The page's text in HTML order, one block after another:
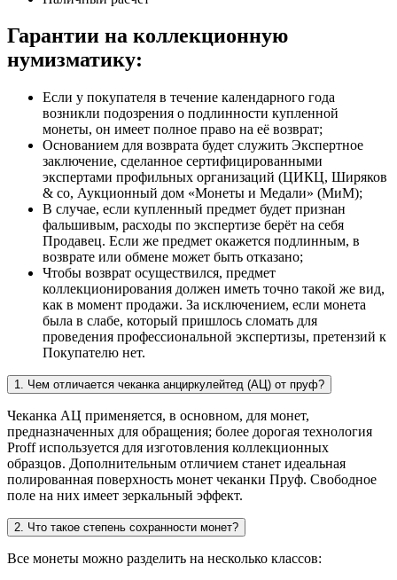
Гарантии на коллекционную
нумизматику:
Если у покупателя в течение календарного года
возникли подозрения о подлинности купленной
монеты, он имеет полное право на её возврат;
Основанием для возврата будет служить Экспертное
заключение, сделанное сертифицированными
экспертами профильных организаций (ЦИКЦ, Ширяков
& co, Аукционный дом «Монеты и Медали» (МиМ);
В случае, если купленный предмет будет признан
фальшивым, расходы по экспертизе берёт на себя
Продавец. Если же предмет окажется подлинным, в
возврате или обмене может быть отказано;
Чтобы возврат осуществился, предмет
коллекционирования должен иметь точно такой же вид,
как в момент продажи. За исключением, если монета
была в слабе, который пришлось сломать для
проведения профессиональной экспертизы, претензий к
Покупателю нет.
1. Чем отличается чеканка анциркулейтед (АЦ) от пруф?
Чеканка АЦ применяется, в основном, для монет,
предназначенных для обращения; более дорогая технология
Proff используется для изготовления коллекционных
образцов. Дополнительным отличием станет идеальная
полированная поверхность монет чеканки Пруф. Свободное
поле на них имеет зеркальный эффект.
2. Что такое степень сохранности монет?
Все монеты можно разделить на несколько классов: